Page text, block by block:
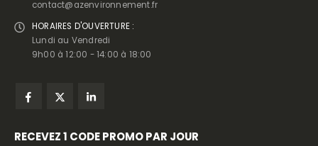
contact@azenvironnement.fr
HORAIRES D'OUVERTURE :
Lundi au Vendredi
9h00 à 12:00 - 14:00 à 18:00
RECEVEZ1 CODE PROMO PAR JOUR